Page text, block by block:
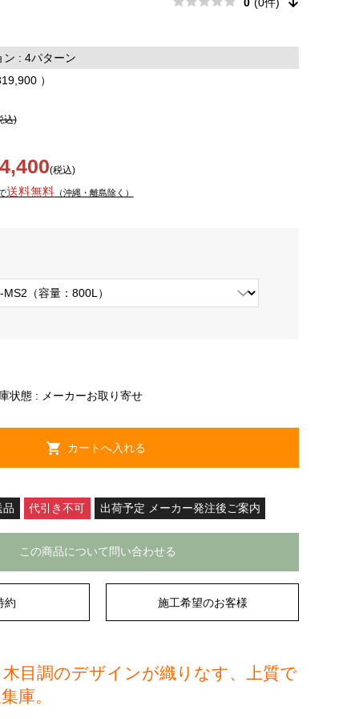
ン : 4パターン
）
込)
(税込)
送料無料（沖縄・離島除く）
状態 : メーカーお取り寄せ
品 代引き不可 出荷予定 メーカー発注後ご案内
この商品について問い合わせる
約 施工希望のお客様
目調のデザインが織りなす、上質で
庫。